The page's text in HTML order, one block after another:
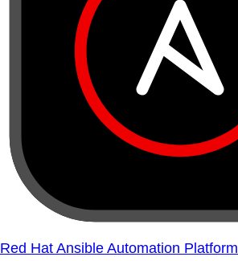
Red Hat Ansible Automation Platform